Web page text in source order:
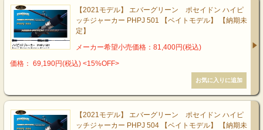
【2021モデル】 エバーグリーン ポセイドン ハイピ
ッチジャーカー PHPJ 501 【ベイトモデル】 【納期未
定】
メーカー希望小売価格：81,400円(税込)
価格： 69,190円(税込) <15%OFF>
【2021モデル】 エバーグリーン ポセイドン ハイピ
ッチジャーカー PHPJ 504 【ベイトモデル】 【納期未